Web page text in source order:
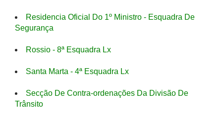
Residencia Oficial Do 1º Ministro - Esquadra De
Segurança
Rossio - 8ª Esquadra Lx
Santa Marta - 4ª Esquadra Lx
Secção De Contra-ordenações Da Divisão De
Trânsito